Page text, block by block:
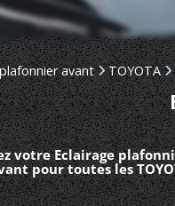
avant TOYOTA
votre Eclairage
pour toutes les